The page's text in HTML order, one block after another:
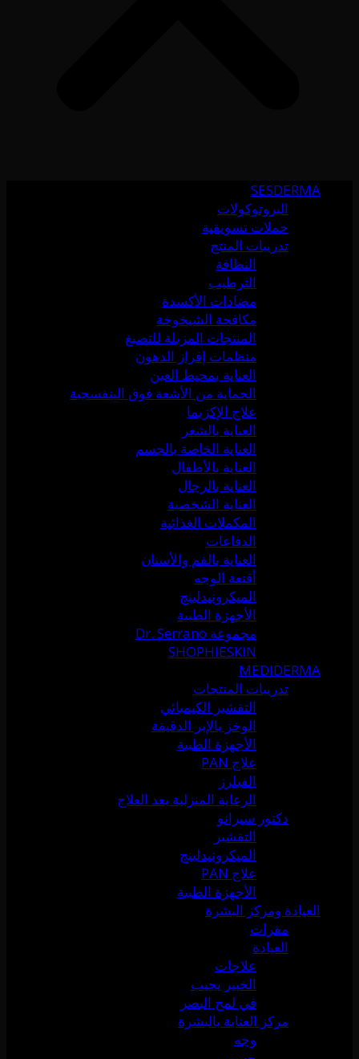
SESDERMA
البروتوكولات
حملات تسويقية
تدريبات المنتج
النظافة
الترطيب
مضادات الأكسدة
مكافحة الشيخوخة
المنتجات المزيلة للتصبغ
منظمات إفراز الدهون
العناية بمحيط العين
الحماية من الأشعة فوق البنفسجية
علاج الإكزيما
العناية بالشعر
العناية الخاصة بالجسم
العناية بالأطفال
العناية بالرجال
العناية الشخصية
المكملات الغذائية
الدفاعات
العناية بالفم والأسنان
أقنعة الوجه
الميكرونيدلينج
الأجهزة الطبية
مجموعة Dr. Serrano
SHOPHIESKIN
MEDIDERMA
تدريبات المنتجات
التقشير الكيميائي
الوخز بالإبر الدقيقة
الأجهزة الطبية
علاج PAN
الفيلرز
الرعاية المنزلية بعد العلاج
دكتور سيرانو
التقشير
الميكرونيدلينج
علاج PAN
الأجهزة الطبية
العيادة ومركز البشرة
مقرات
العيادة
علاجات
الخبير يجيب
في لمح البصر
مركز العناية بالبشرة
وجه